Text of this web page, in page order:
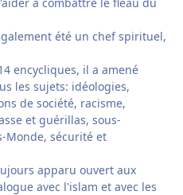
à combattre le fléau du
été un chef spirituel,
encycliques, il a amené
les sujets: idéologies,
de société, racisme,
et guérillas, sous-
Monde, sécurité et
apparu ouvert aux
avec l'islam et avec les